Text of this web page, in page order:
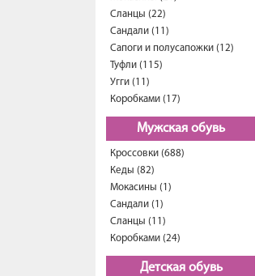
Сланцы (22)
Сандали (11)
Сапоги и полусапожки (12)
Туфли (115)
Угги (11)
Коробками (17)
Мужская обувь
Кроссовки (688)
Кеды (82)
Мокасины (1)
Сандали (1)
Сланцы (11)
Коробками (24)
Детская обувь